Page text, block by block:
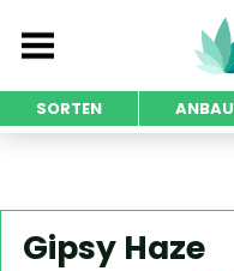
SORTEN ANBAU
Gipsy Haze